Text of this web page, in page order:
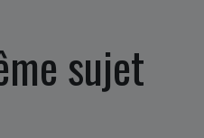
sujet